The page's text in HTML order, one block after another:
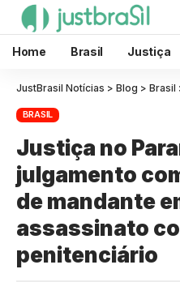
Home Brasil Justiça
JustBrasil Notícias > Blog > Brasil
BRASIL
Justiça no
julgamento
de mandante
assassinato
penitenciário